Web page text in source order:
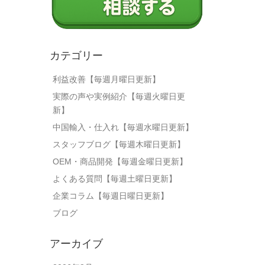
カテゴリー
利益改善【毎週月曜日更新】
実際の声や実例紹介【毎週火曜日更
新】
中国輸入・仕入れ【毎週水曜日更新】
スタッフブログ【毎週木曜日更新】
OEM・商品開発【毎週金曜日更新】
よくある質問【毎週土曜日更新】
企業コラム【毎週日曜日更新】
ブログ
アーカイブ